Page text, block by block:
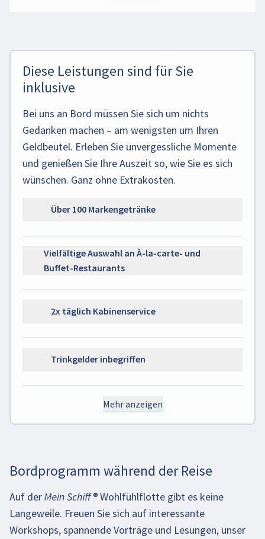
Diese Leistungen sind für Sie
inklusive
Bei uns an Bord müssen Sie sich um nichts
Gedanken machen – am wenigsten um Ihren
Geldbeutel. Erleben Sie unvergessliche Momente
und genießen Sie Ihre Auszeit so, wie Sie es sich
wünschen. Ganz ohne Extrakosten.
Über 100 Markengetränke
Vielfältige Auswahl an À-la-carte- und
Buffet-Restaurants
2x täglich Kabinenservice
Trinkgelder inbegriffen
Mehr anzeigen
Bordprogramm während der Reise
Auf derMein Schiff®Wohlfühlflotte gibt es keine
Langeweile. Freuen Sie sich auf interessante
Workshops, spannende Vorträge und Lesungen, unser